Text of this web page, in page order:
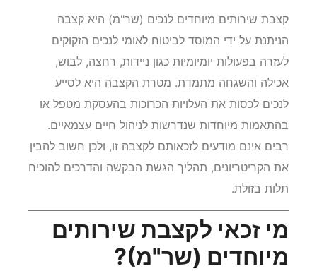
קצבת שירותים מיוחדים לנכים (שר"מ) היא קצבה
הניתנת על ידי המוסד לביטוח לאומי לנכים הזקוקים
לעזרה בפעולות יומיומיות כגון ניידות, רחצה, לבוש,
אכילה והשגחה מתמדת. מטרת הקצבה היא לסייע
לנכים לכסות את העלויות הכרוכות בהעסקת מטפל או
בהתאמות מיוחדות שנדרשות לניהול חיים עצמאיים.
רבים אינם מודעים לזכאותם לקצבה זו, ולכן חשוב להבין
את הקריטריונים, תהליך הגשת הבקשה והדרכים להוכיח
תלות בזולת.
מי זכאי לקצבת שירותים
מיוחדים (שר"מ)?